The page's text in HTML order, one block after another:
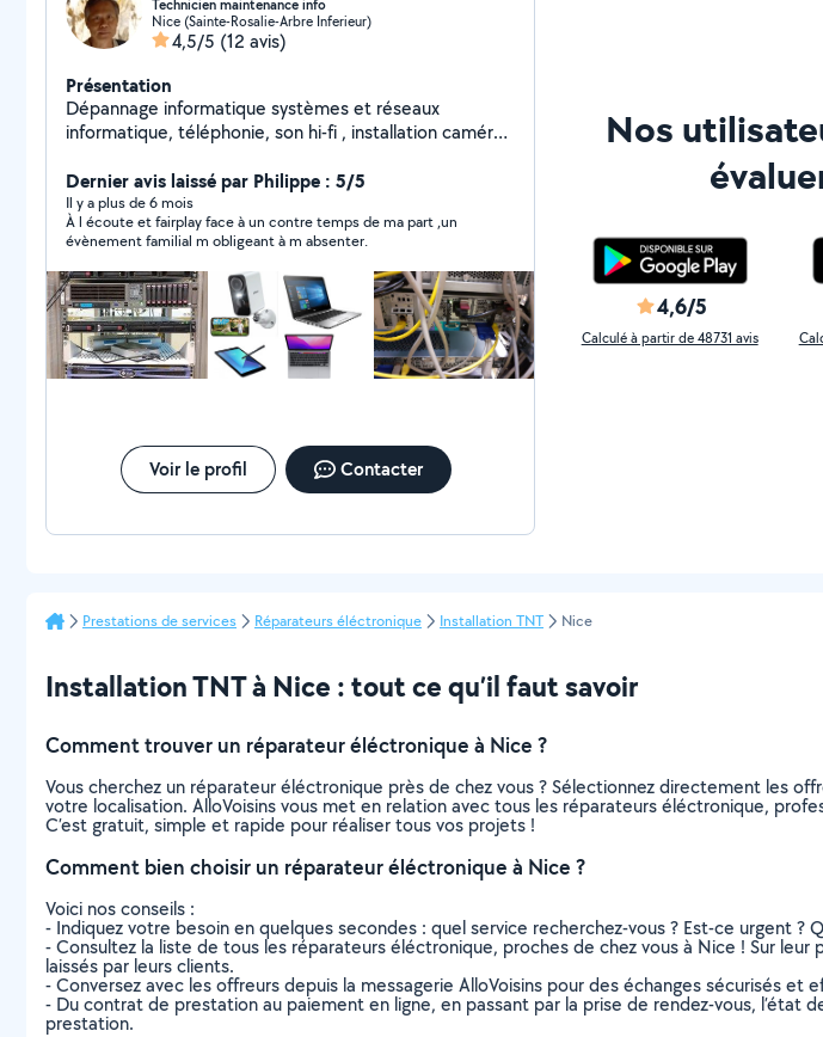
Technicien maintenance info
Nice (Sainte-Rosalie-Arbre Inferieur)
4,5/5 (12 avis)
Présentation
Dépannage informatique systèmes et réseaux
informatique, téléphonie, son hi-fi , installation caméra
Dernier avis laissé par Philippe : 5/5
Il y a plus de 6 mois
À l écoute et fairplay face à un contre temps de ma part ,un
évènement familial m obligeant à m absenter.
Voir le profil Contacter
Nos
4,6/5
Calculé à partir de 48731 avis
Prestations de services Réparateurs éléctronique Installation TNT Nice
Installation TNT à Nice : tout ce qu’il faut savoir
Comment trouver un réparateur éléctronique à Nice ?
Vous cherchez un réparateur éléctronique près de chez vous ? Sélectionnez directement les
votre localisation. AlloVoisins vous met en relation avec tous les réparateurs éléctronique,
C’est gratuit, simple et rapide pour réaliser tous vos projets !
Comment bien choisir un réparateur éléctronique à Nice ?
Voici nos conseils :
- Indiquez votre besoin en quelques secondes : quel service recherchez-vous ? Est-ce urgent
- Consultez la liste de tous les réparateurs éléctronique, proches de chez vous à Nice ! Sur
laissés par leurs clients.
- Conversez avec les offreurs depuis la messagerie AlloVoisins pour des échanges sécurisés et
- Du contrat de prestation au paiement en ligne, en passant par la prise de rendez-vous,
prestation.